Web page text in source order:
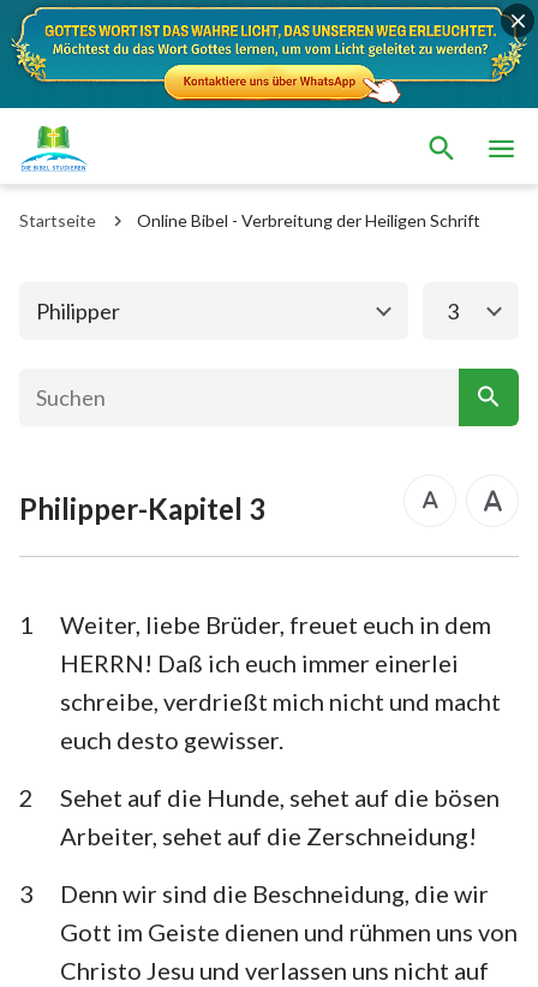
Startseite Online Bibel - Verbreitung der Heiligen Schrift
Philipper
Das alte Testament Das neue Testament
Matthäus Markus
Apostelgeschichte
Galater
1. Thessalonicher 2. Thessalonicher
1. Timotheus 2. Timotheus
Titus Philemon
Hebräer Jakobus
3. Johannes Judas
Offenbarung
3
Philipper-Kapitel 3
1
Weiter, liebe Brüder, freuet euch in dem
HERRN! Daß ich euch immer einerlei
schreibe, verdrießt mich nicht und macht
euch desto gewisser.
2
Sehet auf die Hunde, sehet auf die bösen
Arbeiter, sehet auf die Zerschneidung!
3
Denn wir sind die Beschneidung, die wir
Gott im Geiste dienen und rühmen uns von
Christo Jesu und verlassen uns nicht auf